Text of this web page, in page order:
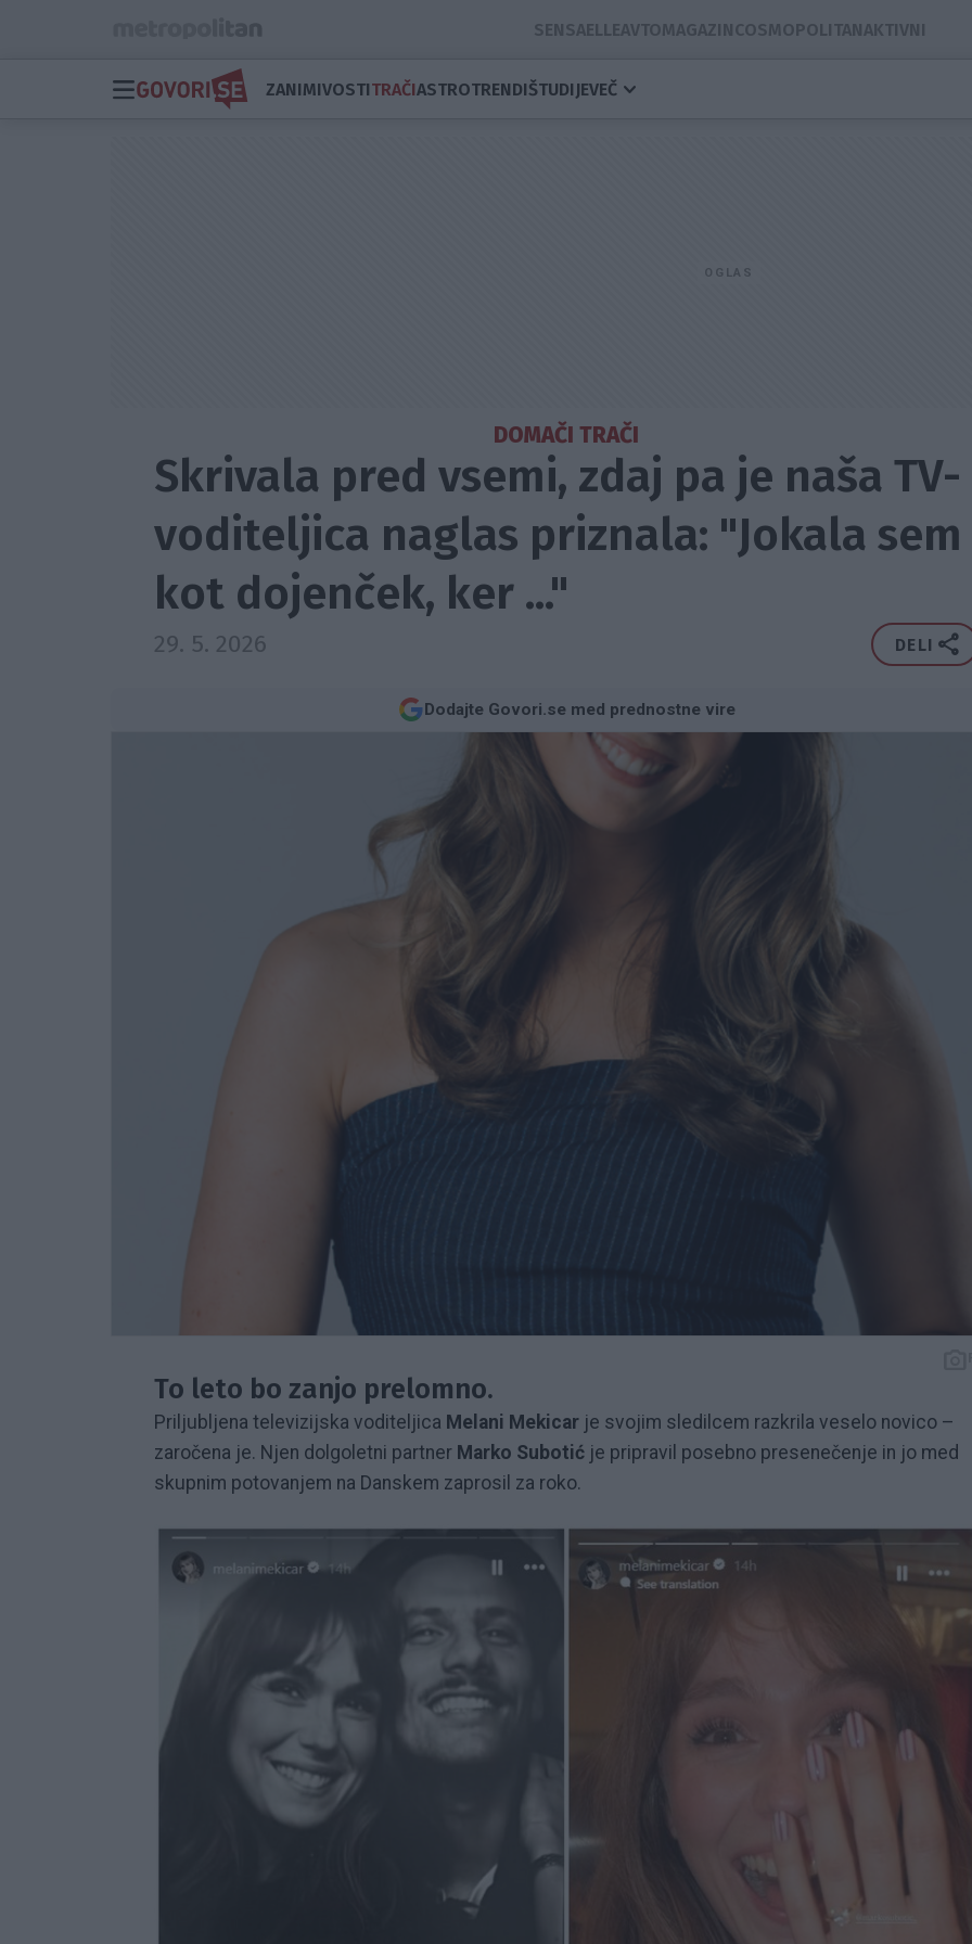
SENSAELLEAVTOMAGAZINCOSMOPOLITANAKTIVNI
ZANIMIVOSTITRAČIASTROTRENDIŠTUDIJEVEČ
DOMAČI TRAČI
Skrivala pred vsemi, zdaj pa je naša TV-
voditeljica naglas priznala: "Jokala sem
kot dojenček, ker ..."
29. 5. 2026 DELI
Dodajte Govori.se med prednostne vire
To leto bo zanjo prelomno.
Priljubljena televizijska voditeljica Melani Mekicar je svojim sledilcem razkrila veselo novico –
zaročena je. Njen dolgoletni partner Marko Subotić je pripravil posebno presenečenje in jo med
skupnim potovanjem na Danskem zaprosil za roko.